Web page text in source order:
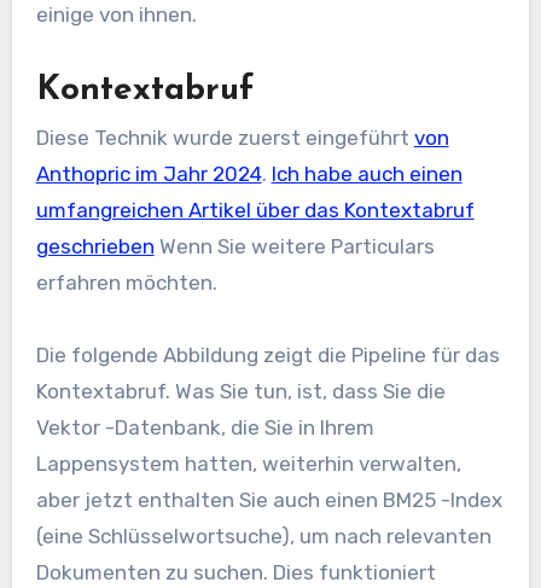
einige von ihnen.
Kontextabruf
Diese Technik wurde zuerst eingeführt von
Anthopric im Jahr 2024. Ich habe auch einen
umfangreichen Artikel über das Kontextabruf
geschrieben Wenn Sie weitere Particulars
erfahren möchten.
Die folgende Abbildung zeigt die Pipeline für das
Kontextabruf. Was Sie tun, ist, dass Sie die
Vektor -Datenbank, die Sie in Ihrem
Lappensystem hatten, weiterhin verwalten,
aber jetzt enthalten Sie auch einen BM25 -Index
(eine Schlüsselwortsuche), um nach relevanten
Dokumenten zu suchen. Dies funktioniert